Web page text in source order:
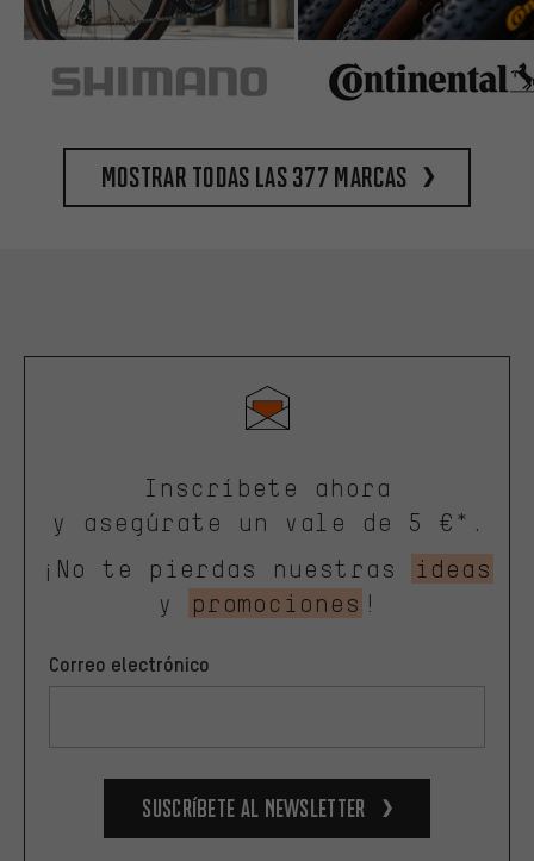
Mostrar todas las 377 marcas
Inscríbete ahora
y asegúrate un vale de 5 €*.
¡No te pierdas nuestras
ideas
y
promociones !
Correo electrónico
Suscríbete al newsletter